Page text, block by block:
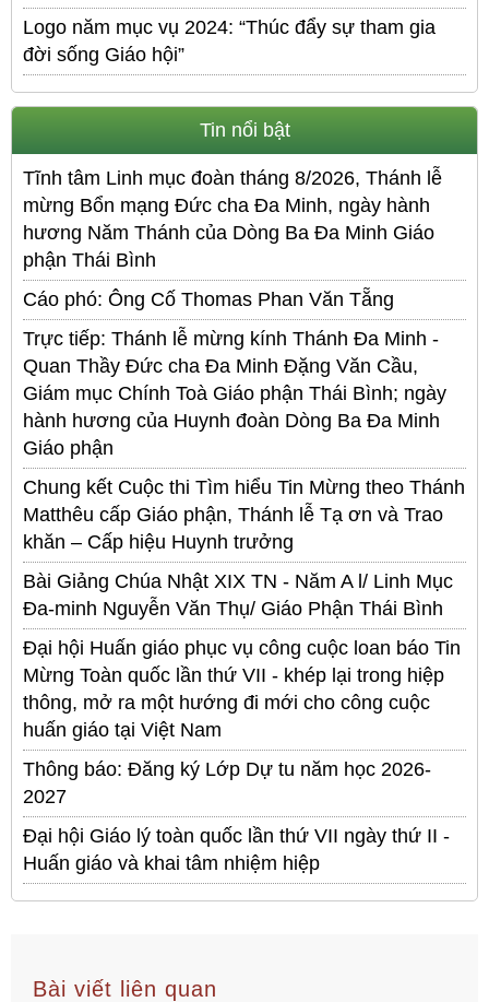
Logo năm mục vụ 2024: “Thúc đẩy sự tham gia
đời sống Giáo hội”
Tin nổi bật
Tĩnh tâm Linh mục đoàn tháng 8/2026, Thánh lễ
mừng Bổn mạng Đức cha Đa Minh, ngày hành
hương Năm Thánh của Dòng Ba Đa Minh Giáo
phận Thái Bình
Cáo phó: Ông Cố Thomas Phan Văn Tẵng
Trực tiếp: Thánh lễ mừng kính Thánh Đa Minh -
Quan Thầy Đức cha Đa Minh Đặng Văn Cầu,
Giám mục Chính Toà Giáo phận Thái Bình; ngày
hành hương của Huynh đoàn Dòng Ba Đa Minh
Giáo phận
Chung kết Cuộc thi Tìm hiểu Tin Mừng theo Thánh
Matthêu cấp Giáo phận, Thánh lễ Tạ ơn và Trao
khăn – Cấp hiệu Huynh trưởng
Bài Giảng Chúa Nhật XIX TN - Năm A l/ Linh Mục
Đa-minh Nguyễn Văn Thụ/ Giáo Phận Thái Bình
Đại hội Huấn giáo phục vụ công cuộc loan báo Tin
Mừng Toàn quốc lần thứ VII - khép lại trong hiệp
thông, mở ra một hướng đi mới cho công cuộc
huấn giáo tại Việt Nam
Thông báo: Đăng ký Lớp Dự tu năm học 2026-
2027
Đại hội Giáo lý toàn quốc lần thứ VII ngày thứ II -
Huấn giáo và khai tâm nhiệm hiệp
Bài viết liên quan